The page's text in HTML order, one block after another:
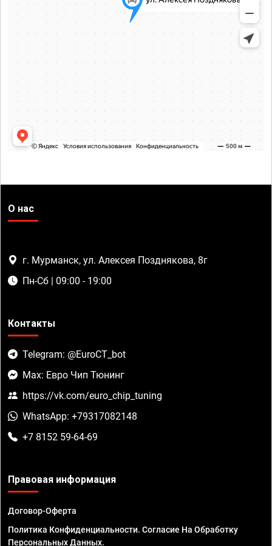
О нас
г. Мурманск, ул. Алексея Позднякова, 8г
Пн-Сб | 09:00 - 19:00
Контакты
Telegram: @EuroCT_bot
Max: Евро Чип Тюнинг
https://vk.com/euro_chip_tuning
WhatsApp: +79317082148
+7 8152 59-64-69
Правовая информация
Договор-Оферта
Политика Конфиденциальности. Согласие На Обработку
Персональных Данных.